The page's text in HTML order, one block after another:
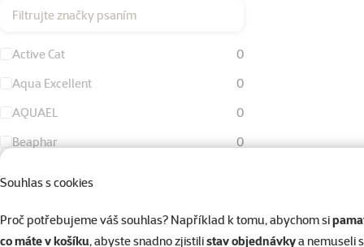
Souhlas s cookies
Proč potřebujeme váš souhlas? Například k tomu, abychom si
co máte v košíku, abyste snadno zjistilistav objednávkya nemuseli
Filtrujte značky psaním
Active Cat
0
Aqua Excellent
0
AQUAEL
0
Beaphar
0
Eheim